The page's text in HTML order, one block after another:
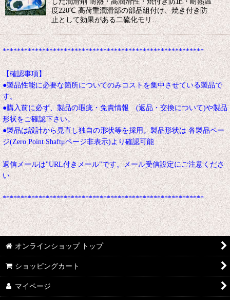
度220℃ 高荷重潤滑部の部品組付け、焼き付き防
止として効果がある二硫化モリ…
********************************************************
【確認事項】
●製品性能に必要な箇所についてのみコストを集中させている製品で
す。
●購入前に必ず、製品の瑕疵・免責情報 (返品・交換について)や製品
形状をご確認下さい。
●製品は設計から見直し独自の形状等を採用。製品形状は 各製品ペー
ジ(Zero Point Shaftμページ非表示)より確認可能
返信メールは"URL付きメール"です。メール受信設定にご注意くださ
い
********************************************************
オンラインショップ トップ
ショッピングカート
マイページ